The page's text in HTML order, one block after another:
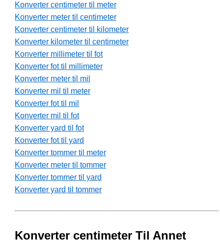
Konverter centimeter til meter
Konverter meter til centimeter
Konverter centimeter til kilometer
Konverter kilometer til centimeter
Konverter millimeter til fot
Konverter fot til millimeter
Konverter meter til mil
Konverter mil til meter
Konverter fot til mil
Konverter mil til fot
Konverter yard til fot
Konverter fot til yard
Konverter tommer til meter
Konverter meter til tommer
Konverter tommer til yard
Konverter yard til tommer
Konverter centimeter Til Annet